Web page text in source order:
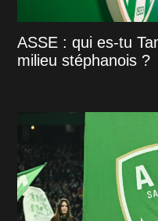
ASSE : qui es-tu
milieu stéphanois ?